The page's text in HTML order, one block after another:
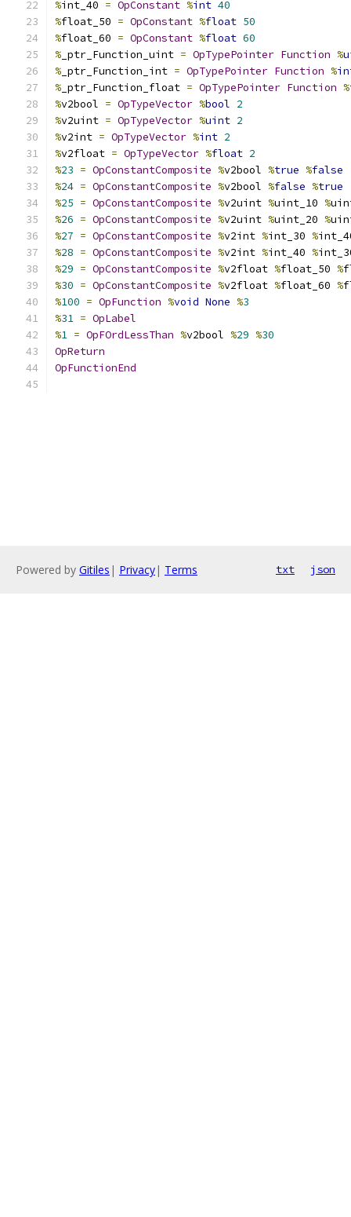
%int_40 = OpConstant %int 40
%float_50 = OpConstant %float 50
%float_60 = OpConstant %float 60
% _ptr_Function_uint = OpTypePointer Function %
% _ptr_Function_int = OpTypePointer Function %
% _ptr_Function_float = OpTypePointer Function %
%v2bool = OpTypeVector %bool 2
%v2uint = OpTypeVector %uint 2
%v2int = OpTypeVector %int 2
%v2float = OpTypeVector %float 2
%23 = OpConstantComposite %v2bool %true %false
%24 = OpConstantComposite %v2bool %false %true
%25 = OpConstantComposite %v2uint %uint_10 %
%26 = OpConstantComposite %v2uint %uint_20 %
%27 = OpConstantComposite %v2int %int_30 %
%28 = OpConstantComposite %v2int %int_40 %
%29 = OpConstantComposite %v2float %float_50 %
%30 = OpConstantComposite %v2float %float_60 %
%100 = OpFunction %void None %3
%31 = OpLabel
%1 = OpFOrdLessThan %v2bool %29 %30
OpReturn
OpFunctionEnd
Powered by Gitiles | Privacy| Terms txt json